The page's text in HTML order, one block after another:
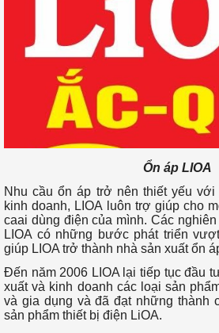
Ổn áp LIOA
Nhu cầu ổn áp trở nên thiết yếu
kinh doanh, LIOA luôn trợ giúp cho
caai dùng điện của mình. Các
LIOA có những bước phát triển
giúp LIOA trở thành nhà sản xuất ổn
Đến năm 2006 LIOA lại tiếp tục đầu
xuất và kinh doanh các loại sản
và gia dụng và đã đạt những thành
sản phẩm thiết bị điện LiOA.